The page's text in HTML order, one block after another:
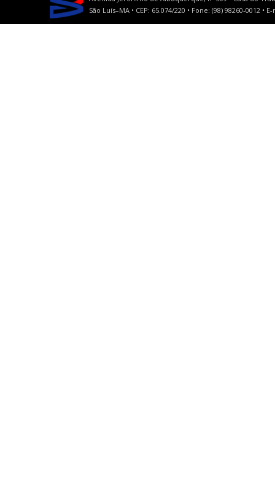
São Luís–MA • CEP: 65.074/220 • Fone: (98) 98260-0012